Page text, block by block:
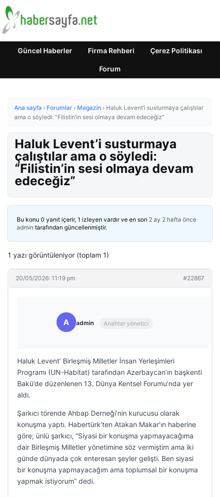
Güncel Haberler Firma Rehberi Çerez Politikası
Forum
Ana sayfa › Forumlar › Magazin › Haluk Levent’i susturmaya çalıştılar
ama o söyledi: “Filistin’in sesi olmaya devam edeceğiz”
Haluk Levent’i susturmaya
çalıştılar ama o söyledi:
“Filistin’in sesi olmaya devam
edeceğiz”
Bu konu 0 yanıt içerir, 1 izleyen vardır ve en son 2 ay 2 hafta önce
admin tarafından güncellenmiştir.
1 yazı görüntüleniyor (toplam 1)
20/05/2026: 11:19 pm #22867
A admin Anahtar yönetici
Haluk Levent’ Birleşmiş Milletler İnsan Yerleşimleri
Programı (UN-Habitat) tarafından Azerbaycan’ın başkenti
Bakü’de düzenlenen 13. Dünya Kentsel Forumu’nda yer
aldı.
Şarkıcı törende Ahbap Derneği’nin kurucusu olarak
konuşma yaptı. Habertürk’ten Atakan Makar’ın haberine
göre; ünlü şarkıcı, “Siyasi bir konuşma yapmayacağıma
dair Birleşmiş Milletler yönetimine söz vermiştim ama iki
günde dünyada çok enteresan şeyler gelişti. Ben siyasi
bir konuşma yapmayacağım ama toplumsal bir konuşma
yapmak istiyorum” dedi.